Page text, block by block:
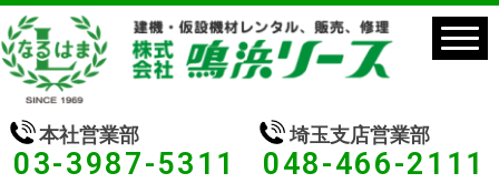
本社営業部
03-3987-5311
埼玉支店営業部
048-466-2111